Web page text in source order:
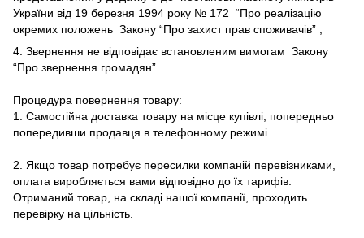
України від 19 березня 1994 року № 172 “Про реалізацію
окремих положень Закону “Про захист прав споживачів” ;
4. Звернення не відповідає встановленим вимогам Закону
“Про звернення громадян”
Процедура повернення товару:
1. Самостійна доставка товару на місце купівлі, попередньо
попередивши продавця в телефонному режимі.
2. Якщо товар потребує пересилки компаній перевізниками,
оплата виробляється вами відповідно до їх тарифів.
Отриманий товар, на складі нашої компанії, проходить
перевірку на цільність.